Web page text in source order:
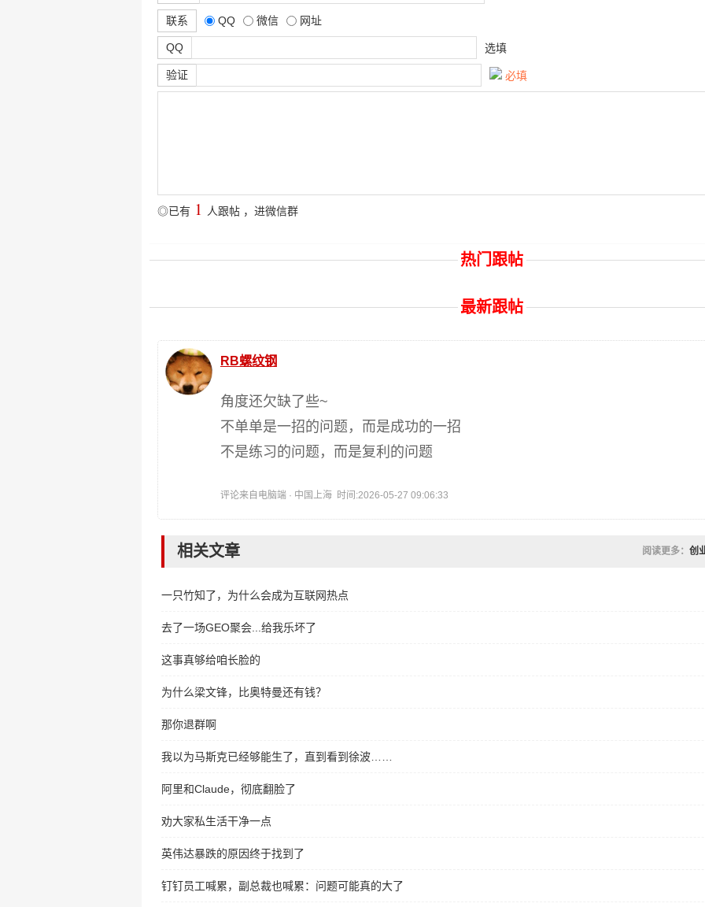
联系 QQ 微信 网址
QQ 选填
验证 必填
◎已有 1 人跟帖 ， 进微信群
热门跟帖
最新跟帖
RB螺纹钢
角度还欠缺了些~
不单单是一招的问题，而是成功的一招
不是练习的问题，而是复利的问题
评论来自电脑端 · 中国上海 时间:2026-05-27 09:06:33
相关文章 阅读更多： 创
一只竹知了，为什么会成为互联网热点
去了一场GEO聚会...给我乐坏了
这事真够给咱长脸的
为什么梁文锋，比奥特曼还有钱？
那你退群啊
我以为马斯克已经够能生了，直到看到徐波……
阿里和Claude，彻底翻脸了
劝大家私生活干净一点
英伟达暴跌的原因终于找到了
钉钉员工喊累，副总裁也喊累：问题可能真的大了